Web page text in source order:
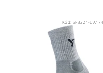
Kód: SI-3221-